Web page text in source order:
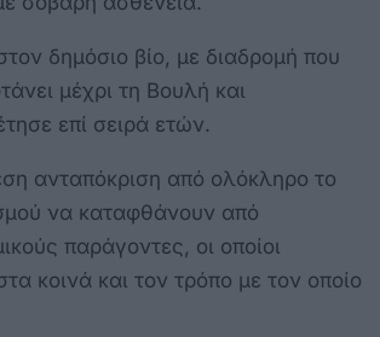
δημόσιο βίο, με διαδρομή που
μέχρι τη Βουλή και
επί σειρά ετών.
ανταπόκριση από ολόκληρο το
να καταφθάνουν από
παράγοντες, οι οποίοι
κοινά και τον τρόπο με τον οποίο